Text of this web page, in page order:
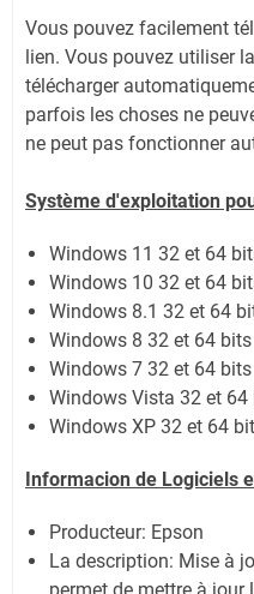
Vous pouvez facilement
lien. Vous pouvez utiliser
télécharger
parfois les choses ne
ne peut pas fonctionner
Système d'exploitation
Windows 11 32 et 64
Windows 10 32 et 64
Windows 8.1 32 et 64
Windows 8 32 et 64 bits
Windows 7 32 et 64 bits
Windows Vista 32 et 64
Windows XP 32 et 64
Informacion de Logiciels
Producteur: Epson
La description: Mise à